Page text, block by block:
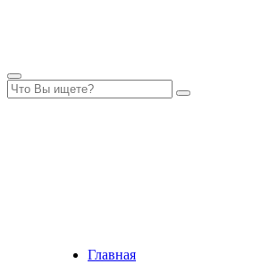
Главная